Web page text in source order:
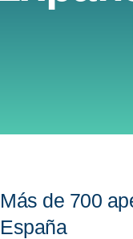
Más de 700
España